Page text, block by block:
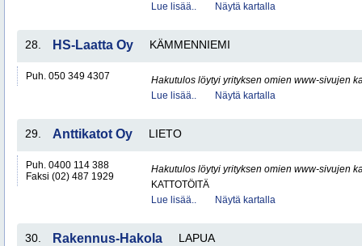
Lue lisää..
Näytä kartalla
28. HS-Laatta Oy KÄMMENNIEMI
Puh. 050 349 4307
Hakutulos löytyi yrityksen omien www-sivujen
Lue lisää..
Näytä kartalla
29. Anttikatot Oy LIETO
Puh. 0400 114 388
Faksi (02) 487 1929
Hakutulos löytyi yrityksen omien www-sivujen
KATTOTÖITÄ
Lue lisää..
Näytä kartalla
30. Rakennus-Hakola LAPUA